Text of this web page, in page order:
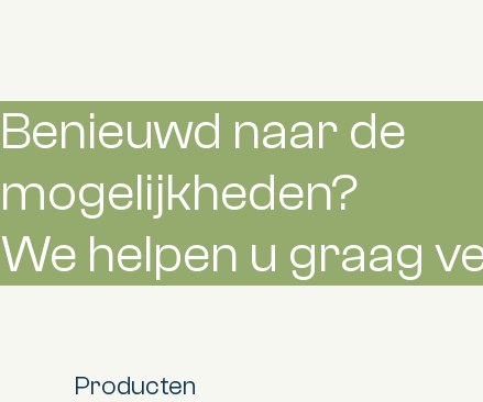
Benieuwd naar de
mogelijkheden?
We helpen u graag
Producten